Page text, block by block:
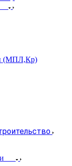
(МПЛ,Кр)